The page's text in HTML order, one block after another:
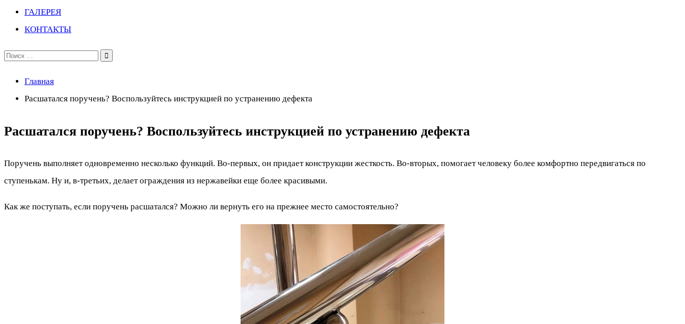
ГАЛЕРЕЯ
КОНТАКТЫ
Поиск
Главная
Расшатался поручень? Воспользуйтесь инструкцией по устранению дефекта
Расшатался поручень? Воспользуйтесь инструкцией по устранению дефекта
Поручень выполняет одновременно несколько функций. Во-первых, он придает конструкции жесткость. Во-вторых, помогает человеку более комфортно передвигаться по
ступенькам. Ну и, в-третьих, делает ограждения из нержавейки еще более красивыми.
Как же поступать, если поручень расшатался? Можно ли вернуть его на прежнее место самостоятельно?